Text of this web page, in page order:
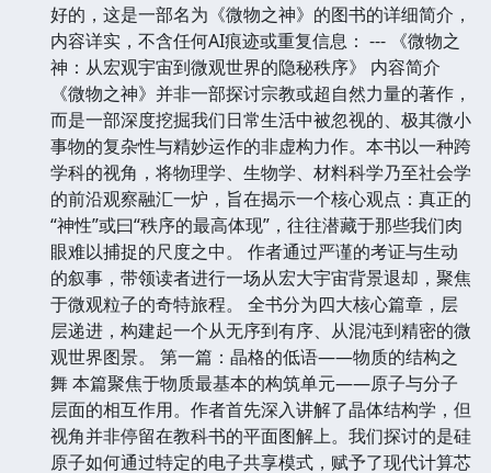
好的，这是一部名为《微物之神》的图书的详细简介，
内容详实，不含任何AI痕迹或重复信息： --- 《微物之
神：从宏观宇宙到微观世界的隐秘秩序》 内容简介
《微物之神》并非一部探讨宗教或超自然力量的著作，
而是一部深度挖掘我们日常生活中被忽视的、极其微小
事物的复杂性与精妙运作的非虚构力作。本书以一种跨
学科的视角，将物理学、生物学、材料科学乃至社会学
的前沿观察融汇一炉，旨在揭示一个核心观点：真正的
“神性”或曰“秩序的最高体现”，往往潜藏于那些我们肉
眼难以捕捉的尺度之中。 作者通过严谨的考证与生动
的叙事，带领读者进行一场从宏大宇宙背景退却，聚焦
于微观粒子的奇特旅程。 全书分为四大核心篇章，层
层递进，构建起一个从无序到有序、从混沌到精密的微
观世界图景。 第一篇：晶格的低语——物质的结构之
舞 本篇聚焦于物质最基本的构筑单元——原子与分子
层面的相互作用。作者首先深入讲解了晶体结构学，但
视角并非停留在教科书的平面图解上。我们探讨的是硅
原子如何通过特定的电子共享模式，赋予了现代计算芯